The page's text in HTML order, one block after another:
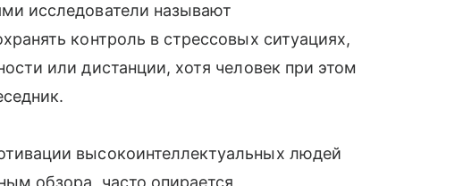
исследователи называют
контроль в стрессовых ситуациях,
или дистанции, хотя человек при этом
высокоинтеллектуальных людей
обзора, часто опирается